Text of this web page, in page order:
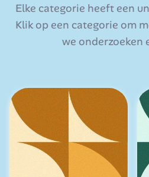
Elke categorie heeft een
Klik op een categorie om
we onderzoeken